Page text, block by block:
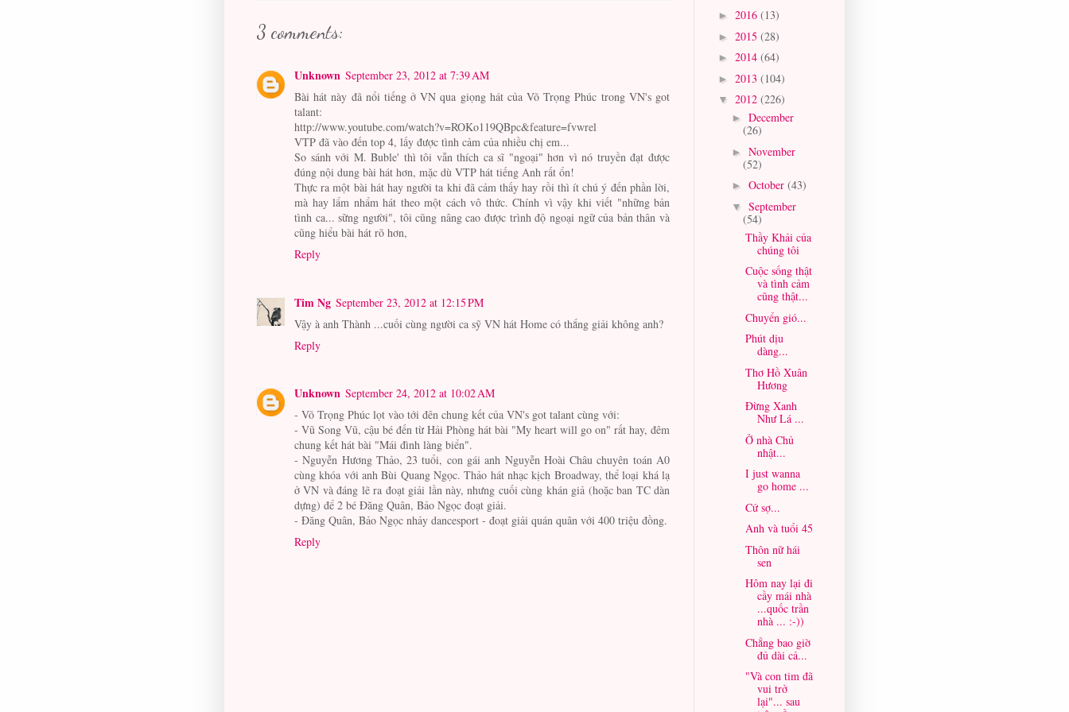
3 comments:
Unknown September 23, 2012 at 7:39 AM
Bài hát này đã nổi tiếng ở VN qua giọng hát của Võ Trọng Phúc trong VN's got
talant:
http://www.youtube.com/watch?v=ROKo119QBpc&feature=fvwrel
VTP đã vào đến top 4, lấy được tình cảm của nhiều chị em...
So sánh với M. Buble' thì tôi vẫn thích ca sĩ "ngoại" hơn vì nó truyền đạt được
đúng nội dung bài hát hơn, mặc dù VTP hát tiếng Anh rất ổn!
Thực ra một bài hát hay người ta khi đã cảm thấy hay rồi thì ít chú ý đến phần lời,
mà hay lẩm nhẩm hát theo một cách vô thức. Chính vì vậy khi viết "những bản
tình ca... sững người", tôi cũng nâng cao được trình độ ngoại ngữ của bản thân và
cũng hiểu bài hát rõ hơn,
Reply
Tim Ng September 23, 2012 at 12:15 PM
Vậy à anh Thành ...cuối cùng người ca sỹ VN hát Home có thắng giải không anh?
Reply
Unknown September 24, 2012 at 10:02 AM
- Võ Trọng Phúc lọt vào tới đên chung kết của VN's got talant cùng với:
- Vũ Song Vũ, cậu bé đến từ Hải Phòng hát bài "My heart will go on" rất hay, đêm
chung kết hát bài "Mái đình làng biển".
- Nguyễn Hương Thảo, 23 tuổi, con gái anh Nguyễn Hoài Châu chuyên toán A0
cùng khóa với anh Bùi Quang Ngọc. Thảo hát nhạc kịch Broadway, thể loại khá lạ
ở VN và đáng lẽ ra đoạt giải lần này, nhưng cuối cùng khán giả (hoặc ban TC dàn
dựng) để 2 bé Đăng Quân, Bảo Ngọc đoạt giải.
- Đăng Quân, Bảo Ngọc nhảy dancesport - đoạt giải quán quân với 400 triệu đồng.
Reply
► 2016 (13)
► 2015 (28)
► 2014 (64)
► 2013 (104)
▼ 2012 (226)
► December
(26)
► November
(52)
► October (43)
▼
September
(54)
Thầy Khải của
chúng tôi
Cuộc sống thật
và tình cảm
cũng thật...
Chuyển gió...
Phút dịu
dàng...
Thơ Hồ Xuân
Hương
Đừng Xanh
Như Lá ...
Ở nhà Chủ
nhật...
I just wanna
go home ...
Cứ sợ...
Anh và tuổi 45
Thôn nữ hái
sen
Hôm nay lại đi
cầy mái nhà
...quốc trần
nhà ... :-))
Chẳng bao giờ
đủ dài cả...
"Và con tim đã
vui trở
lại"... sau